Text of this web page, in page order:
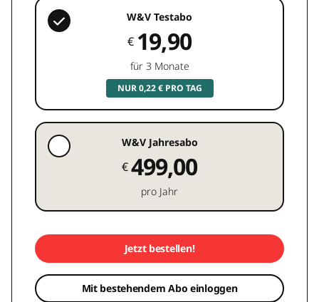
W&V Testabo
€ 19,90
für 3 Monate
NUR 0,22 € PRO TAG
W&V Jahresabo
€499,00
pro Jahr
Jetzt bestellen!
Mit bestehendem Abo einloggen